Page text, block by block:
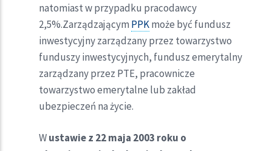
natomiast w przypadku pracodawcy
2,5%.Zarządzającym PPKmoże być fundusz
inwestycyjny zarządzany przez towarzystwo
funduszy inwestycyjnych, fundusz emerytalny
zarządzany przez PTE, pracownicze
towarzystwo emerytalne lub zakład
ubezpieczeń na życie.
Wustawie z 22 maja 2003 roku o